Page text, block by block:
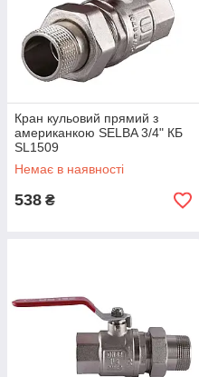
Кран кульовий прямий з
американкою SELBA 3/4" КБ
SL1509
Немає в наявності
538 ₴